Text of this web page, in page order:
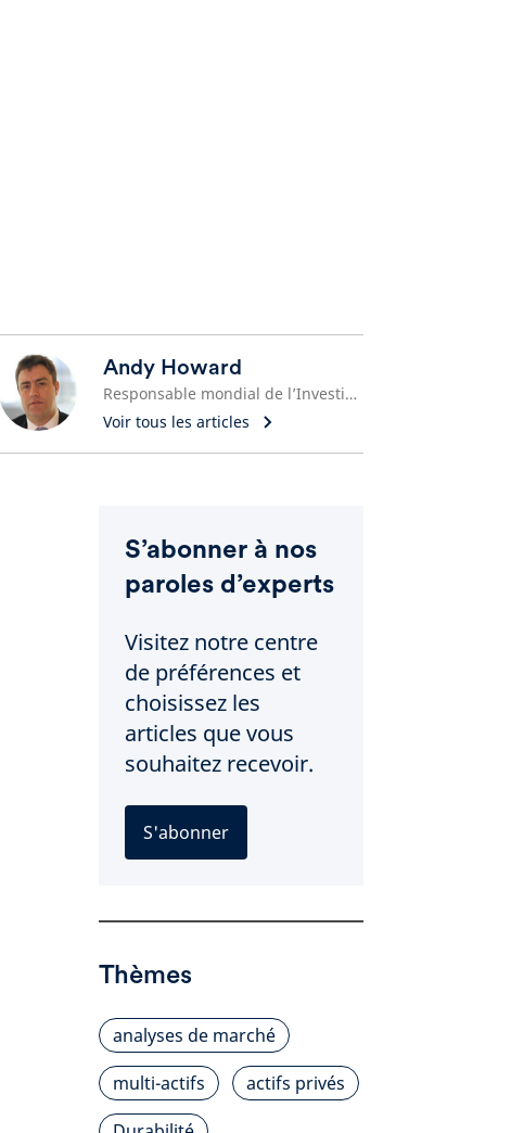
Andy Howard
Responsable mondial de l’Investissement durable
Voir tous les articles
S’abonner à nos
paroles d’experts
Visitez notre centre
de préférences et
choisissez les
articles que vous
souhaitez recevoir.
S'abonner
Thèmes
analyses de marché
multi-actifs
actifs privés